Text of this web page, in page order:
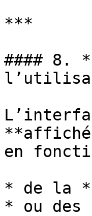
***
#### 8.
en
* de la
* ou des